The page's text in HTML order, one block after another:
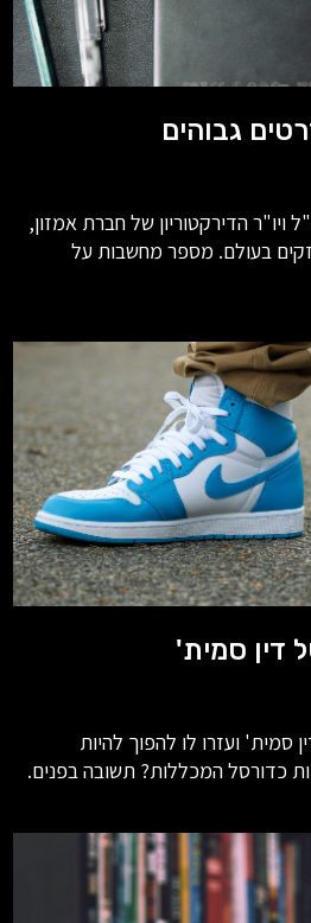
גבוהים
ויו"ר הדירקטוריון של חברת אמזון,
בעולם. מספר מחשבות על
דין סמית'
סמית' ועזרו לו להפוך להיות
כדורסל המכללות? תשובה בפנים.